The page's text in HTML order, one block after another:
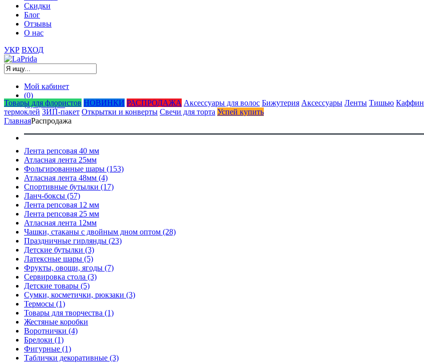
Скидки
Блог
Отзывы
О нас
УКР ВХОД
Мой кабинет
(0)
(0) 0,00грн.
Товары для флористов НОВИНКИ РАСПРОДАЖА Аксессуары для волос Бижутерия Аксессуары Ленты Тишью Каффин
термоклей ЗИП-пакет Открытки и конверты Свечи для торта Успей купить
ГлавнаяРаспродажа
Лента репсовая 40 мм
Атласная лента 25мм
Фольгированные шары (153)
Атласная лента 48мм (4)
Спортивные бутылки (17)
Ланч-боксы (57)
Лента репсовая 12 мм
Лента репсовая 25 мм
Атласная лента 12мм
Чашки, стаканы с двойным дном оптом (28)
Праздничные гирлянды (23)
Детские бутылки (3)
Латексные шары (5)
Фрукты, овощи, ягоды (7)
Сервировка стола (3)
Детские товары (5)
Сумки, косметички, рюкзаки (3)
Термосы (1)
Товары для творчества (1)
Жестяные коробки
Воротнички (4)
Брелоки (1)
Фигурные (1)
Таблички декоративные (3)